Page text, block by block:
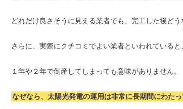
どれだけ良さそうに見える業者でも、完工した後どう
さらに、実際にクチコミでよい業者といわれている
１年や２年で倒産してしまっても意味がありません。
なぜなら、太陽光発電の運用は非常に長期間にわた